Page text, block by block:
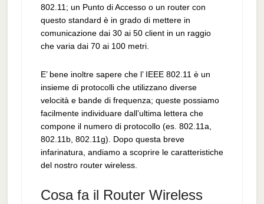
802.11; un Punto di Accesso o un router con
questo standard è in grado di mettere in
comunicazione dai 30 ai 50 client in un raggio
che varia dai 70 ai 100 metri.
E’ bene inoltre sapere che l’ IEEE 802.11 è un
insieme di protocolli che utilizzano diverse
velocità e bande di frequenza; queste possiamo
facilmente individuare dall’ultima lettera che
compone il numero di protocollo (es. 802.11a,
802.11b, 802.11g). Dopo questa breve
infarinatura, andiamo a scoprire le caratteristiche
del nostro router wireless.
Cosa fa il Router Wireless